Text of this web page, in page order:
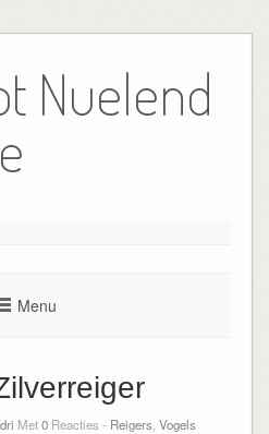
Nuelend
Menu
Met0 Reacties - Reigers Vogels